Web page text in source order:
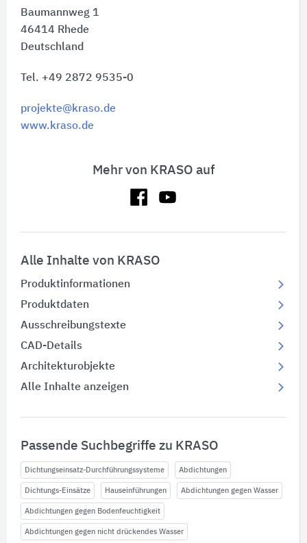
Baumannweg 1
46414 Rhede
Deutschland
Tel. +49 2872 9535-0
projekte@kraso.de
www.kraso.de
Mehr von KRASO auf
Alle Inhalte von KRASO
Produktinformationen
Produktdaten
Ausschreibungstexte
CAD-Details
Architekturobjekte
Alle Inhalte anzeigen
Passende Suchbegriffe zu KRASO
Dichtungseinsatz-Durchführungssysteme Abdichtungen
Dichtungs-Einsätze Hauseinführungen Abdichtungen gegen Wasser
Abdichtungen gegen Bodenfeuchtigkeit
Abdichtungen gegen nicht drückendes Wasser